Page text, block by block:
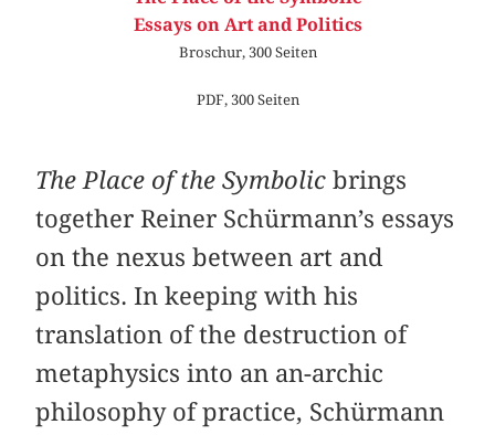
Essays on Art and Politics
Broschur, 300 Seiten
PDF, 300 Seiten
The Place of the Symbolicbrings
together Reiner Schürmann’s essays
on the nexus between art and
politics. In keeping with his
translation of the destruction of
metaphysics into an an-archic
philosophy of practice, Schürmann